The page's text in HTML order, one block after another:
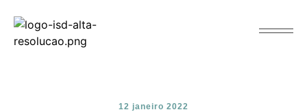
12 janeiro 2022